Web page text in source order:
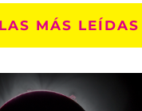
LAS MÁS LEÍDAS